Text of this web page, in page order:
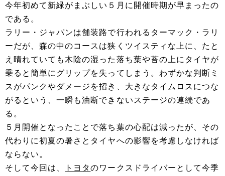
今年初めて新緑がまぶしい５月に開催時期が早まったの
である。
ラリー・ジャパンは舗装路で行われるターマック・ラリ
ーだが、森の中のコースは狭くツイスティな上に、たと
え晴れていても木陰の湿った落ち葉や苔の上にタイヤが
乗ると簡単にグリップを失ってしまう。わずかな判断ミ
スがパンクやダメージを招き、大きなタイムロスにつな
がるという、一瞬も油断できないステージの連続であ
る。
５月開催となったことで落ち葉の心配は減ったが、その
代わりに初夏の暑さとタイヤへの影響を考慮しなければ
ならない。
そして今回は、
トヨタのワークスドライバーとして今季